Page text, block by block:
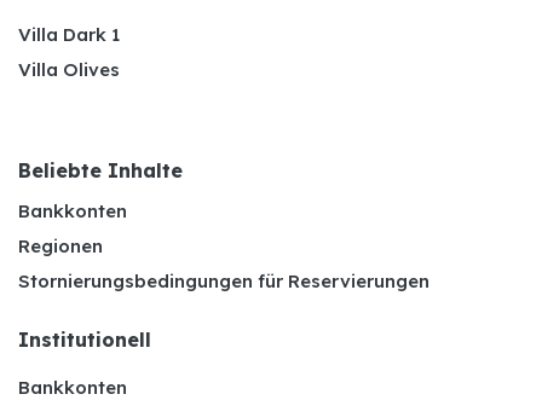
Villa Dark 1
Villa Olives
Beliebte Inhalte
Bankkonten
Regionen
Stornierungsbedingungen für Reservierungen
Institutionell
Bankkonten